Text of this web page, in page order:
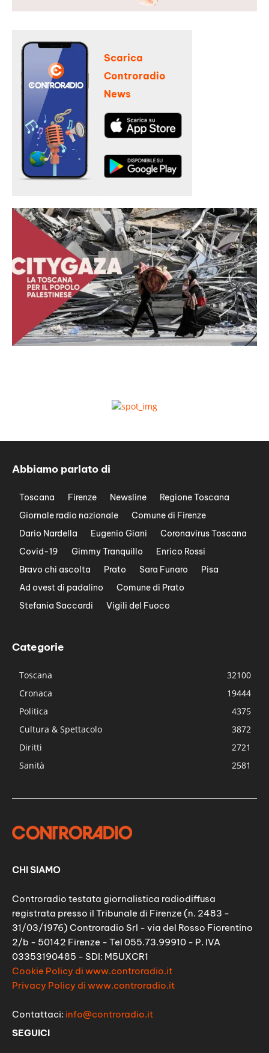
Scarica
Controradio
News
Abbiamo parlato di
Toscana Firenze Newsline
Regione Toscana
Giornale radio nazionale
Comune di Firenze
Dario Nardella
Eugenio Giani
Coronavirus Toscana
Covid-19
Gimmy Tranquillo
Enrico Rossi
Bravo chi ascolta
Prato Sara Funaro
Pisa
Ad ovest di padalino
Comune di Prato
Stefania Saccardi
Vigili del Fuoco
Categorie
Toscana
32100
Cronaca
19444
Politica
4375
Cultura & Spettacolo
3872
Diritti
2721
Sanità
2581
CHI SIAMO
Controradio testata giornalistica radiodiffusa
registrata presso il Tribunale di Firenze (n. 2483 -
31/03/1976) Controradio Srl - via del Rosso Fiorentino
2/b - 50142 Firenze - Tel 055.73.99910 - P. IVA
03353190485 - SDI: M5UXCR1
Cookie Policy di www.controradio.it
Privacy Policy di www.controradio.it
Contattaci: info@controradio.it
SEGUICI